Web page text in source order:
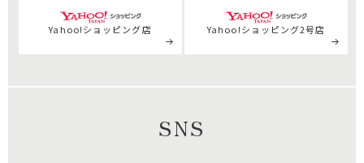
Yahoo!ショッピング店 Yahoo!ショッピング2号店
SNS